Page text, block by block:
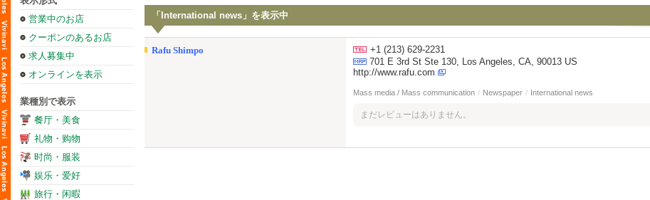
営業中のお店
クーポンのあるお店
求人募集中
オンラインを表示
業種別で表示
餐厅・美食
礼物・购物
时尚・服装
娱乐・爱好
旅行・闲暇
「International news」を表示中
Rafu Shimpo
+1 (213) 629-2231
701 E 3rd St Ste 130, Los Angeles, CA, 90013 US
http://www.rafu.com
Mass media / Mass communication / Newspaper / International news
まだレビューはありません。